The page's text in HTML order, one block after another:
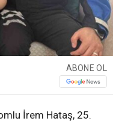
ABONE OL
İrem Hataş, 25.